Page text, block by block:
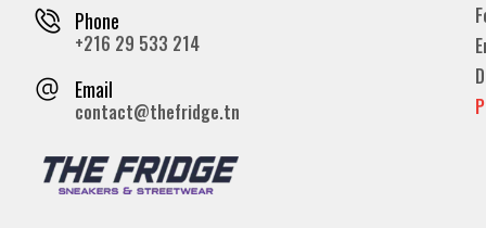
Phone
+216 29 533 214
Email
contact@thefridge.tn